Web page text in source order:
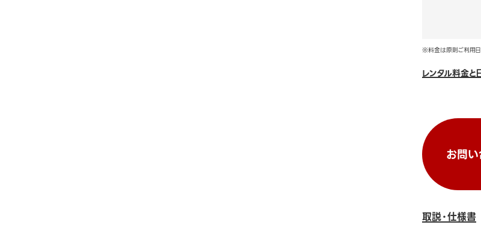
※料金は原則ご利用日
レンタル料金と
お問い
取説・仕様書